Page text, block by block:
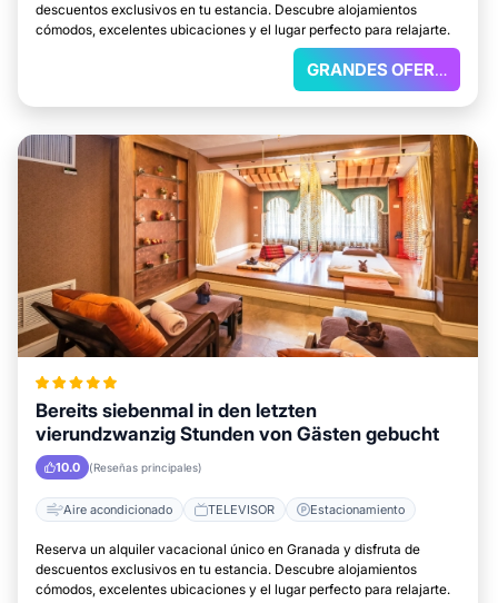
descuentos exclusivos en tu estancia. Descubre alojamientos
cómodos, excelentes ubicaciones y el lugar perfecto para relajarte.
GRANDES OFERTAS
Bereits siebenmal in den letzten
vierundzwanzig Stunden von Gästen gebucht
10.0 (Reseñas principales)
Aire acondicionado TELEVISOR Estacionamiento
Reserva un alquiler vacacional único en Granada y disfruta de
descuentos exclusivos en tu estancia. Descubre alojamientos
cómodos, excelentes ubicaciones y el lugar perfecto para relajarte.